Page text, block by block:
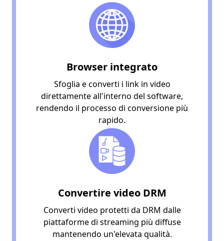
Browser integrato
Sfoglia e converti i link in video
direttamente all'interno del software,
rendendo il processo di conversione più
rapido.
Convertire video DRM
Converti video protetti da DRM dalle
piattaforme di streaming più diffuse
mantenendo un'elevata qualità.